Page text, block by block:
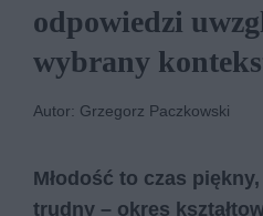
odpowiedzi
wybrany
Autor: Grzegorz Paczkowski
Młodość to czas
trudny – okres